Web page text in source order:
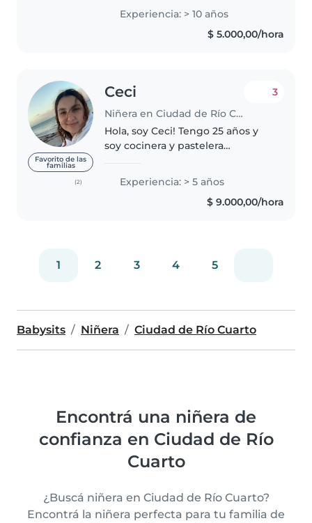
creativos y cantar canciones de
cuna son los mejores aliados
hasta que los padres
Experiencia: > 10 años
$ 5.000,00/hora
Favorito de las
familias
(2)
Ceci
Niñera en Ciudad de Río Cuarto
3
Hola, soy Ceci! Tengo 25 años y
soy cocinera y pastelera
vida siempre trabajé con niños y
me encanta! Trabajo como
niñera desde el año 2019.
Experiencia: > 5 años
$ 9.000,00/hora
1 2 3 4 5
Babysits Niñera Ciudad de Río Cuarto
Encontrá una niñera de
confianza en Ciudad de Río
Cuarto
¿Buscá niñera en Ciudad de Río Cuarto?
Encontrá la niñera perfecta para tu familia de